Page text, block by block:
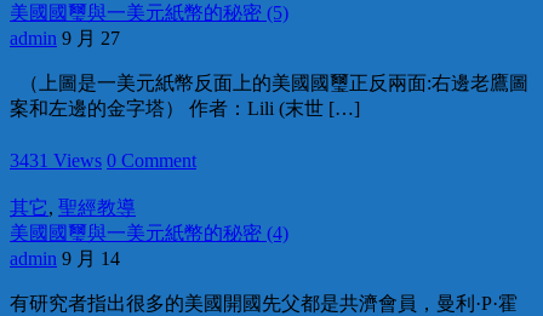
美國國璽與一美元紙幣的秘密 (5)
admin 9 月 27
（上圖是一美元紙幣反面上的美國國璽正反兩面:右邊老鷹圖
案和左邊的金字塔） 作者：Lili (末世 […]
3431 Views 0 Comment
其它, 聖經教導
美國國璽與一美元紙幣的秘密 (4)
admin 9 月 14
有研究者指出很多的美國開國先父都是共濟會員，曼利·P·霍